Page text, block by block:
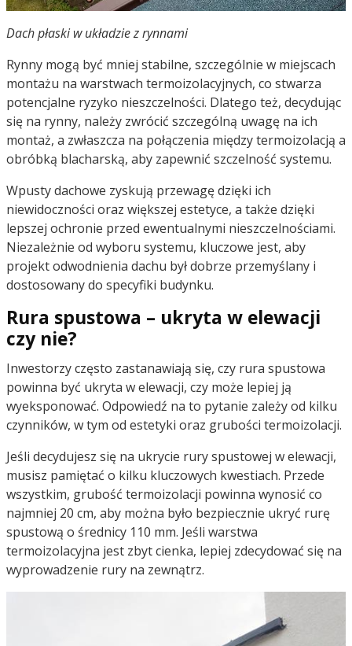
Dach płaski w układzie z rynnami
Rynny mogą być mniej stabilne, szczególnie w miejscach
montażu na warstwach termoizolacyjnych, co stwarza
potencjalne ryzyko nieszczelności. Dlatego też, decydując
się na rynny, należy zwrócić szczególną uwagę na ich
montaż, a zwłaszcza na połączenia między termoizolacją a
obróbką blacharską, aby zapewnić szczelność systemu.
Wpusty dachowe zyskują przewagę dzięki ich
niewidoczności oraz większej estetyce, a także dzięki
lepszej ochronie przed ewentualnymi nieszczelnościami.
Niezależnie od wyboru systemu, kluczowe jest, aby
projekt odwodnienia dachu był dobrze przemyślany i
dostosowany do specyfiki budynku.
Rura spustowa – ukryta w elewacji
czy nie?
Inwestorzy często zastanawiają się, czy rura spustowa
powinna być ukryta w elewacji, czy może lepiej ją
wyeksponować. Odpowiedź na to pytanie zależy od kilku
czynników, w tym od estetyki oraz grubości termoizolacji.
Jeśli decydujesz się na ukrycie rury spustowej w elewacji,
musisz pamiętać o kilku kluczowych kwestiach. Przede
wszystkim, grubość termoizolacji powinna wynosić co
najmniej 20 cm, aby można było bezpiecznie ukryć rurę
spustową o średnicy 110 mm. Jeśli warstwa
termoizolacyjna jest zbyt cienka, lepiej zdecydować się na
wyprowadzenie rury na zewnątrz.